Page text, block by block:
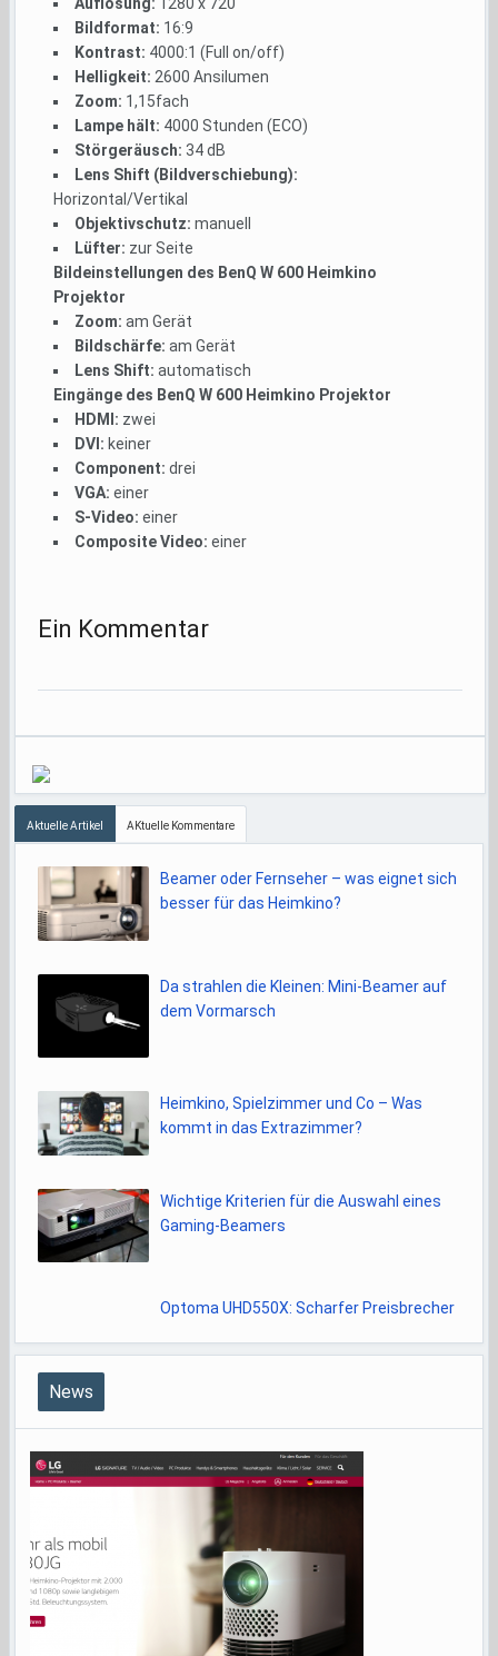
Auflösung: 1280 x 720
Bildformat: 16:9
Kontrast: 4000:1 (Full on/off)
Helligkeit: 2600 Ansilumen
Zoom: 1,15fach
Lampe hält: 4000 Stunden (ECO)
Störgeräusch: 34 dB
Lens Shift (Bildverschiebung):
Horizontal/Vertikal
Objektivschutz: manuell
Lüfter: zur Seite
Bildeinstellungen des BenQ W 600 Heimkino
Projektor
Zoom: am Gerät
Bildschärfe: am Gerät
Lens Shift: automatisch
Eingänge des BenQ W 600 Heimkino Projektor
HDMI: zwei
DVI: keiner
Component: drei
VGA: einer
S-Video: einer
Composite Video: einer
Ein Kommentar
Aktuelle Artikel AKtuelle Kommentare
Beamer oder Fernseher – was eignet sich
besser für das Heimkino?
Da strahlen die Kleinen: Mini-Beamer auf
dem Vormarsch
Heimkino, Spielzimmer und Co – Was
kommt in das Extrazimmer?
Wichtige Kriterien für die Auswahl eines
Gaming-Beamers
Optoma UHD550X: Scharfer Preisbrecher
News